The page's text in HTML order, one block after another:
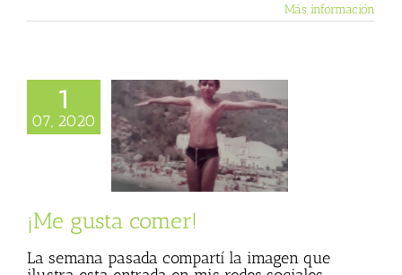
Más información
1
07, 2020
gusta comer!
(Blog
¡Me gusta comer!
La semana pasada compartí la imagen que